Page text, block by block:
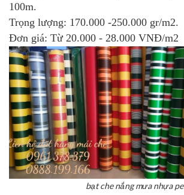
100m.
Trọng lượng: 170.000 -250.000 gr/m2.
Đơn giá: Từ 20.000 - 28.000 VNĐ/m2
bạt che nắng mưa nhựa pe